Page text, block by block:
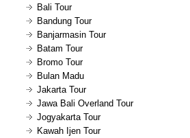
Bali Tour
Bandung Tour
Banjarmasin Tour
Batam Tour
Bromo Tour
Bulan Madu
Jakarta Tour
Jawa Bali Overland Tour
Jogyakarta Tour
Kawah Ijen Tour